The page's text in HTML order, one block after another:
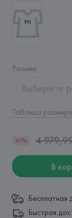
Размер:
Выберите
Таблица
40% 4
В
Бесплатная
Быстрая